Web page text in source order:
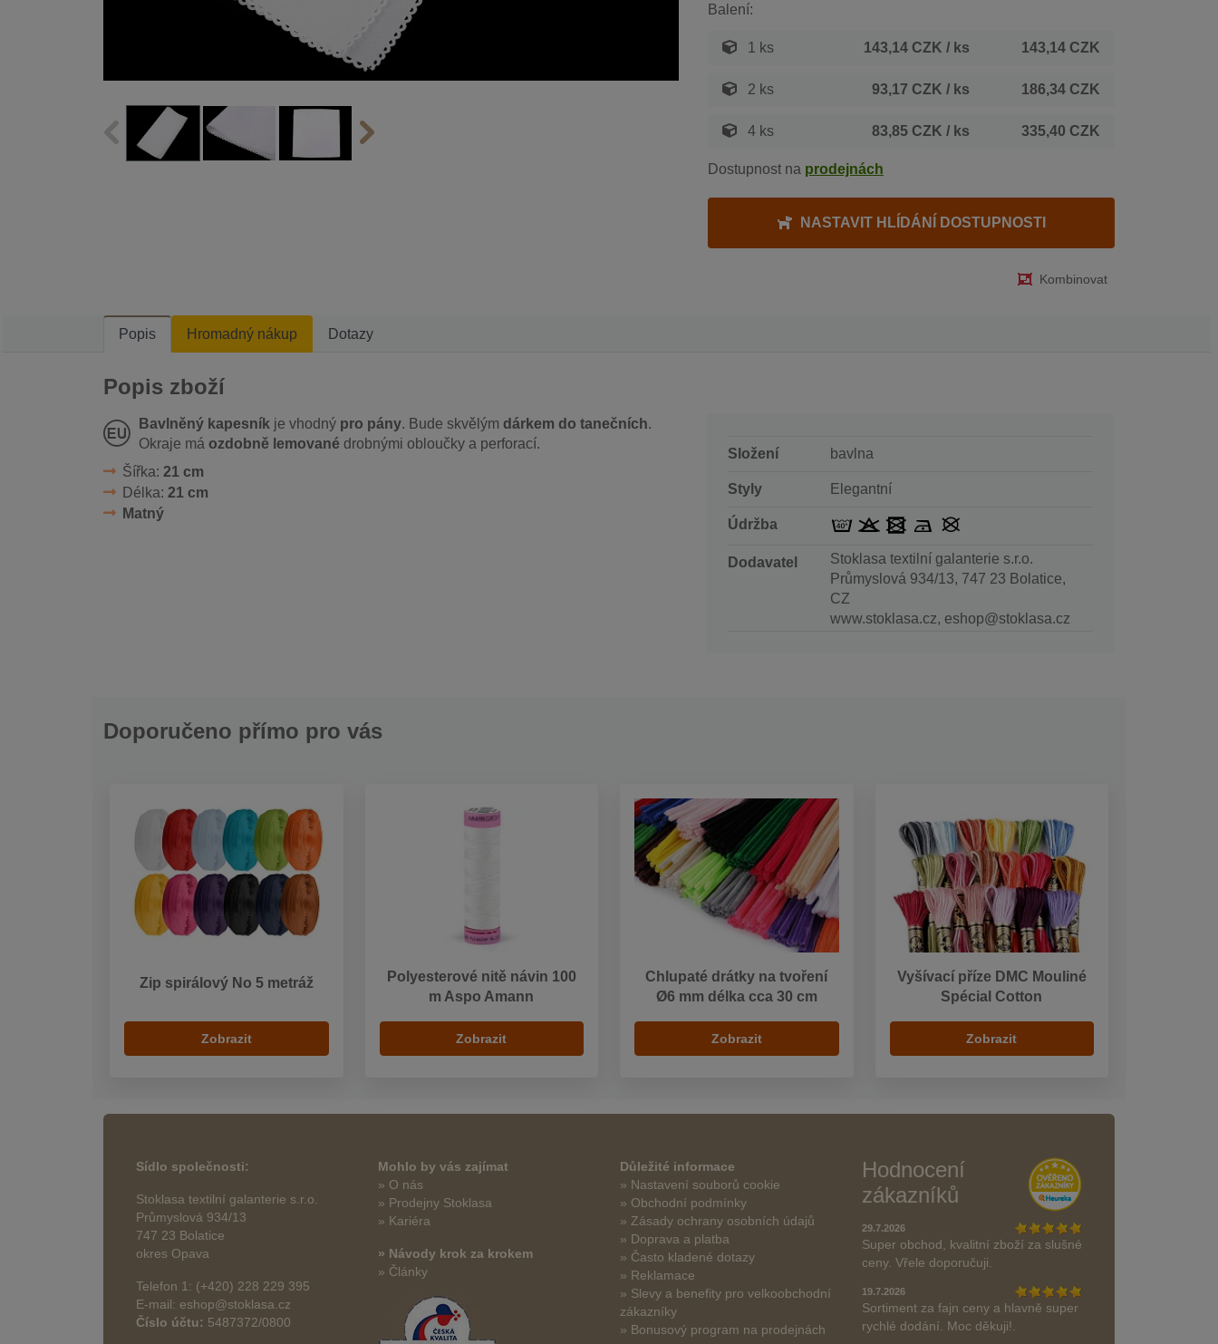
Balení:
1 ks 143,14 CZK / ks 143,14 CZK
2 ks 93,17 CZK / ks 186,34 CZK
4 ks 83,85 CZK / ks 335,40 CZK
Dostupnost na prodejnách
NASTAVIT HLÍDÁNÍ DOSTUPNOSTI
Kombinovat
Popis Hromadný nákup Dotazy
Popis zboží
Bavlněný kapesník je vhodný pro pány. Bude skvělým dárkem do tanečních.
Okraje má ozdobně lemované drobnými obloučky a perforací.
Šířka: 21 cm
Délka: 21 cm
Matný
Složení bavlna
Styly Elegantní
Údržba
Dodavatel
Stoklasa textilní galanterie s.r.o.
Průmyslová 934/13, 747 23 Bolatice,
CZ
www.stoklasa.cz, eshop@stoklasa.cz
Doporučeno přímo pro vás
Zip spirálový No 5 metráž
Zobrazit
Polyesterové nitě návin 100
m Aspo Amann
Zobrazit
Chlupaté drátky na tvoření
Ø6 mm délka cca 30 cm
Zobrazit
Vyšívací příze DMC Mouliné
Spécial Cotton
Zobrazit
Sídlo společnosti:
Stoklasa textilní galanterie s.r.o.
Průmyslová 934/13
747 23 Bolatice
okres Opava
Telefon 1: (+420) 228 229 395
E-mail: eshop@stoklasa.cz
Číslo účtu: 5487372/0800
Mohlo by vás zajímat
» O nás
» Prodejny Stoklasa
» Kariéra
» Návody krok za krokem
» Články
Důležité informace
» Nastavení souborů cookie
» Obchodní podmínky
» Zásady ochrany osobních údajů
» Doprava a platba
» Často kladené dotazy
» Reklamace
» Slevy a benefity pro velkoobchodní
zákazníky
» Bonusový program na prodejnách
Hodnocení
zákazníků
29.7.2026
Super obchod, kvalitní zboží za slušné
ceny. Vřele doporučuji.
19.7.2026
Sortiment za fajn ceny a hlavně super
rychlé dodání. Moc děkuji!.